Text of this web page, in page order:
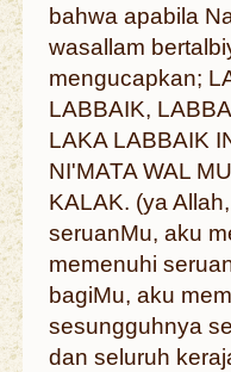
bahwa apabila
wasallam
mengucapkan;
LABBAIK,
LAKA LABBAIK
NI'MATA WAL
KALAK. (ya
seruanMu, aku
memenuhi
bagiMu, aku
sesungguhnya
dan seluruh